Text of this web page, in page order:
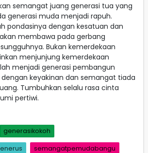
semangat juang generasi tua yang
generasi muda menjadi rapuh.
pondasinya dengan kesatuan dan
membawa pada gerbang
Bukan kemerdekaan
menjunjung kemerdekaan
menjadi generasi pembangun
dengan keyakinan dan semangat tiada
Tumbuhkan selalu rasa cinta
pertiwi.
generasikokoh
semangatpemudabangu